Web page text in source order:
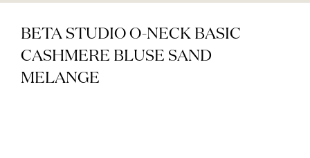
BETA STUDIO O-NECK BASIC
CASHMERE BLUSE SAND
MELANGE